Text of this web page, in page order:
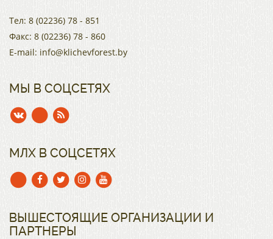
Тел: 8 (02236) 78 - 851
Факс: 8 (02236) 78 - 860
E-mail: info@klichevforest.by
МЫ В СОЦСЕТЯХ
МЛХ В СОЦСЕТЯХ
ВЫШЕСТОЯЩИЕ ОРГАНИЗАЦИИ И
ПАРТНЕРЫ